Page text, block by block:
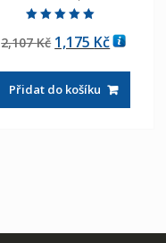
5.00
z 5
2,107Kč Původní
byla:
2,107 Kč
1,175 Kč
je:
1,175 Kč
Přidat do košíku